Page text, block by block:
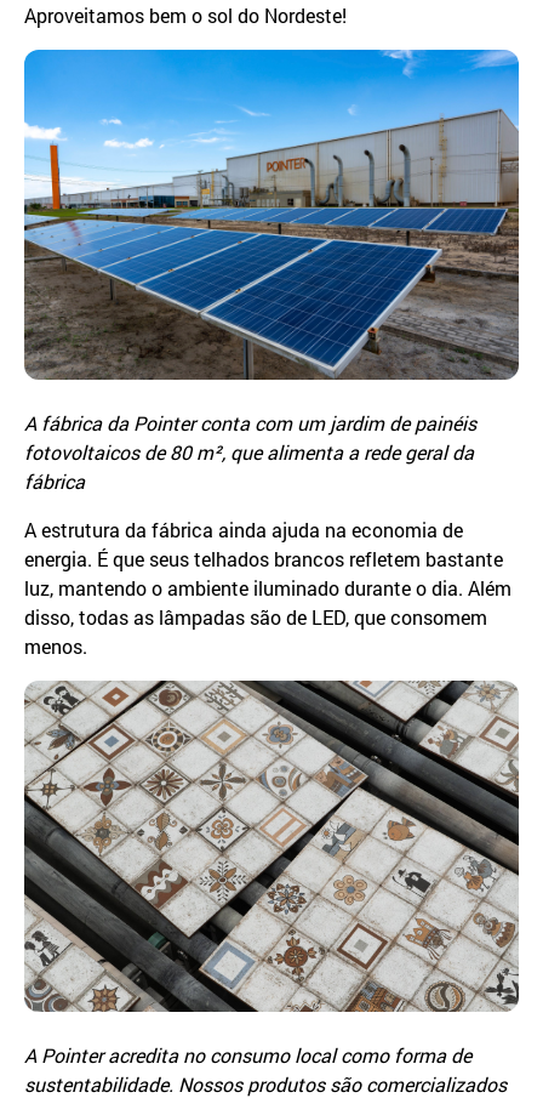
Aproveitamos bem o sol do Nordeste!
A fábrica da Pointer conta com um jardim de painéis
fotovoltaicos de 80 m², que alimenta a rede geral da
fábrica
A estrutura da fábrica ainda ajuda na economia de
energia. É que seus telhados brancos refletem bastante
luz, mantendo o ambiente iluminado durante o dia. Além
disso, todas as lâmpadas são de LED, que consomem
menos.
A Pointer acredita no consumo local como forma de
sustentabilidade. Nossos produtos são comercializados